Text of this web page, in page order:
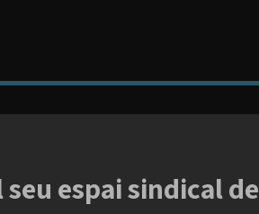
espai sindical